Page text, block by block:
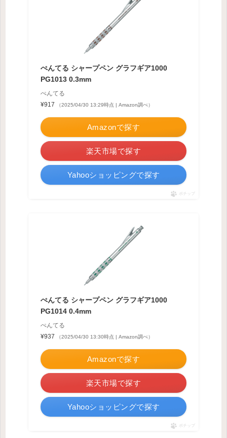
ぺんてる シャープペン グラフギア1000
PG1013 0.3mm
ぺんてる
¥917
（2025/04/30 13:29時点 | Amazon調べ）
Amazonで探す
楽天市場で探す
Yahooショッピングで探す
ポチップ
ぺんてる シャープペン グラフギア1000
PG1014 0.4mm
ぺんてる
¥937
（2025/04/30 13:30時点 | Amazon調べ）
Amazonで探す
楽天市場で探す
Yahooショッピングで探す
ポチップ